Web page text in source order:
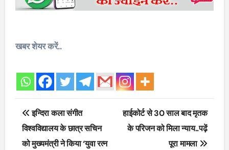
खबर शेयर करें..
Post
navigation
इन्दिरा कला संगीत
विश्वविद्यालय के छात्र सचिन
को मुख्यमंत्री ने किया ‘युवा रत्न
हाईकोर्ट से 30 साल बाद मृतक
के परिजन को मिला न्याय..पढ़ें
पूरा मामला